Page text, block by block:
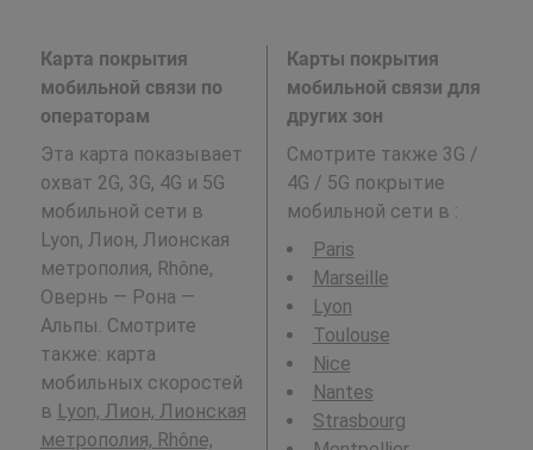
Карта покрытия
мобильной связи по
операторам
Эта карта показывает
охват 2G, 3G, 4G и 5G
мобильной сети в
Lyon, Лион, Лионская
метрополия, Rhône,
Овернь — Рона —
Альпы. Смотрите
также: карта
мобильных скоростей
в Lyon, Лион, Лионская
метрополия, Rhône,
Карты покрытия
мобильной связи для
других зон
Смотрите также 3G /
4G / 5G покрытие
мобильной сети в :
Paris
Marseille
Lyon
Toulouse
Nice
Nantes
Strasbourg